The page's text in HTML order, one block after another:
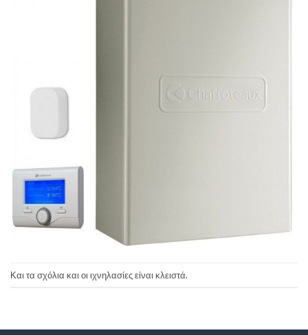
Και τα σχόλια και οι ιχνηλασίες είναι κλειστά.